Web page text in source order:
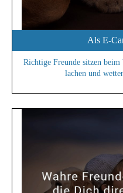
Als E-
Richtige Freunde sitzen
lachen und